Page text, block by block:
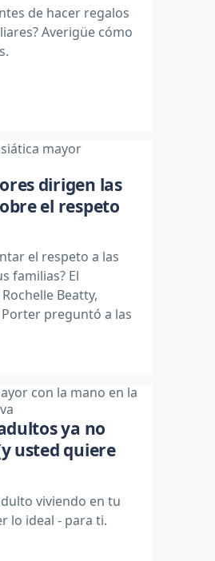
de hacer regalos
Averigüe cómo
dirigen las
el respeto
el respeto a las
familias? El
Beatty,
preguntó a las
ya no
usted quiere
viviendo en tu
lo ideal - para ti.